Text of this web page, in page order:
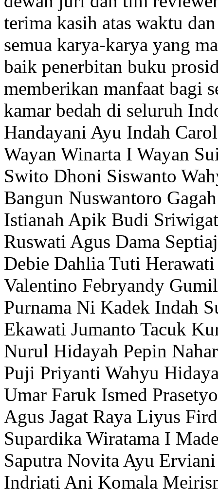
terima kasih atas waktu
semua karya-karya yang
baik penerbitan buku
memberikan manfaat bagi
kamar bedah di seluruh
Handayani Ayu Indah
Wayan Winarta I Wayan
Swito Dhoni Siswanto
Bangun Nuswantoro
Istianah Apik Budi
Ruswati Agus Dama
Debie Dahlia Tuti Herawati
Valentino Febryandy
Purnama Ni Kadek Indah
Ekawati Jumanto Tacuk
Nurul Hidayah Pepin
Puji Priyanti Wahyu
Umar Faruk Ismed Prasetyo
Agus Jagat Raya Liyus
Supardika Wiratama I
Saputra Novita Ayu Erviani
Indriati Ani Komala